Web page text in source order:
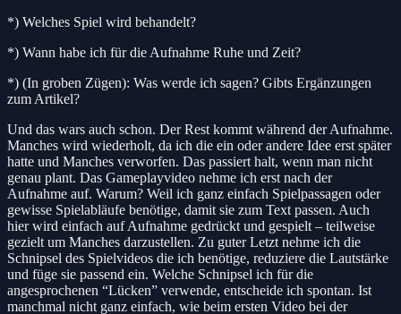
*) Welches Spiel wird behandelt?
*) Wann habe ich für die Aufnahme Ruhe und Zeit?
*) (In groben Zügen): Was werde ich sagen? Gibts Ergänzungen
zum Artikel?
Und das wars auch schon. Der Rest kommt während der Aufnahme.
Manches wird wiederholt, da ich die ein oder andere Idee erst später
hatte und Manches verworfen. Das passiert halt, wenn man nicht
genau plant. Das Gameplayvideo nehme ich erst nach der
Aufnahme auf. Warum? Weil ich ganz einfach Spielpassagen oder
gewisse Spielabläufe benötige, damit sie zum Text passen. Auch
hier wird einfach auf Aufnahme gedrückt und gespielt – teilweise
gezielt um Manches darzustellen. Zu guter Letzt nehme ich die
Schnipsel des Spielvideos die ich benötige, reduziere die Lautstärke
und füge sie passend ein. Welche Schnipsel ich für die
angesprochenen “Lücken” verwende, entscheide ich spontan. Ist
manchmal nicht ganz einfach, wie beim ersten Video bei der